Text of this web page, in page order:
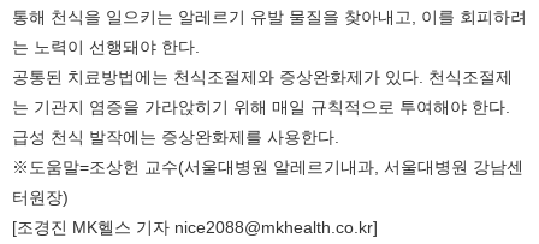
통해 천식을 일으키는 알레르기 유발 물질을 찾아내고, 이를 회피하려
는 노력이 선행돼야 한다.
공통된 치료방법에는 천식조절제와 증상완화제가 있다. 천식조절제
는 기관지 염증을 가라앉히기 위해 매일 규칙적으로 투여해야 한다.
급성 천식 발작에는 증상완화제를 사용한다.
※도움말=조상헌 교수(서울대병원 알레르기내과, 서울대병원 강남센
터원장)
[조경진 MK헬스 기자 nice2088@mkhealth.co.kr]